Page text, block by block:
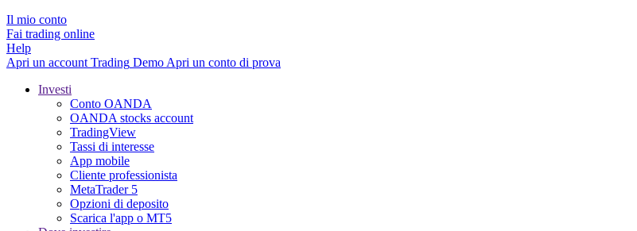
Il mio conto
Fai trading online
Help
Apri un account Trading Demo Apri un conto di prova
Investi
Conto OANDA
OANDA stocks account
TradingView
Tassi di interesse
App mobile
Cliente professionista
MetaTrader 5
Opzioni di deposito
Scarica l'app o MT5